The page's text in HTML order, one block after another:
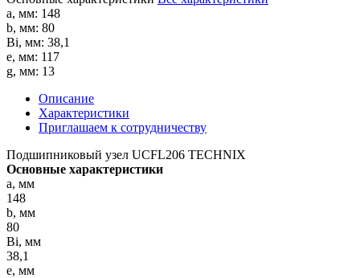
a, мм: 148
b, мм: 80
Bi, мм: 38,1
e, мм: 117
g, мм: 13
Описание
Характеристики
Приглашаем к сотрудничеству
Подшипниковый узел UCFL206 TECHNIX
Основные характеристики
a, мм
148
b, мм
80
Bi, мм
38,1
e, мм